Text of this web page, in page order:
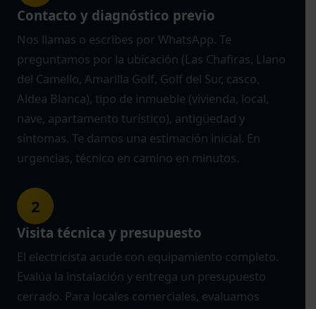
Contacto y diagnóstico previo
Nos llamas o escribes por WhatsApp. Te
preguntamos por la ubicación (Las Chafiras, Llano
del Camello, Amarilla Golf, Golf del Sur, casco,
Aldea Blanca), tipo de inmueble (vivienda, local,
nave, apartamento turístico), antigüedad y
síntomas. Te damos una estimación inicial. En
urgencias, técnico en camino en minutos.
2
Visita técnica y presupuesto
El electricista acude con equipamiento completo.
Evalúa la instalación y entrega un presupuesto
cerrado. Para locales comerciales, evaluamos